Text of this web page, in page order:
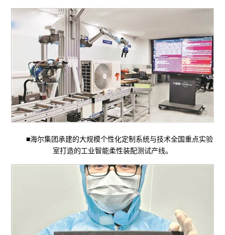
■海尔集团承建的大规模个性化定制系统与技术全国重点实验
室打造的工业智能柔性装配测试产线。